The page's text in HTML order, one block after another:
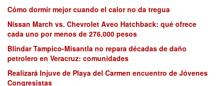
Cómo dormir mejor cuando el calor no da tregua
Nissan March vs. Chevrolet Aveo Hatchback: qué ofrece
cada uno por menos de 276,000 pesos
Blindar Tampico-Misantla no repara décadas de daño
petrolero en Veracruz: comunidades
Realizará Injuve de Playa del Carmen encuentro de Jóvenes
Congresistas